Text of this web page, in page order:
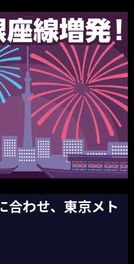
合わせ、東京メト